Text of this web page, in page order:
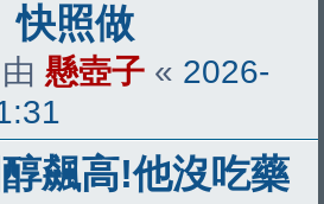
快照做
懸壺子 « 2026-
飆高!他沒吃藥